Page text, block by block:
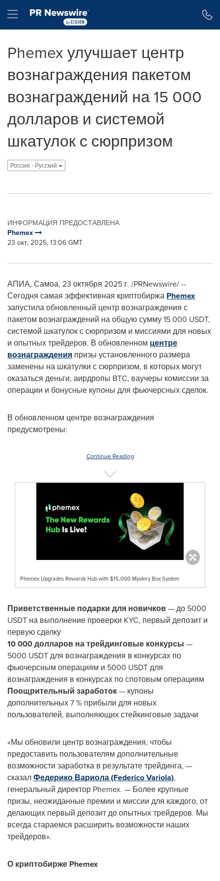
Hamburger menu
Phemex улучшает центр
вознаграждения пакетом
вознаграждений на 15 000
долларов и системой
шкатулок с сюрпризом
Россия - Pусский
ИНФОРМАЦИЯ ПРЕДОСТАВЛЕНА
Phemex
23 окт, 2025, 13:06 GMT
АПИА, Самоа, 23 октября 2025 г. /PRNewswire/ --
Сегодня самая эффективная криптобиржа Phemex
запустила обновленный центр вознаграждения с
пакетом вознаграждений на общую сумму 15 000 USDT,
системой шкатулок с сюрпризом и миссиями для новых
и опытных трейдеров. В обновленном центре
вознаграждения призы установленного размера
заменены на шкатулки с сюрпризом, в которых могут
оказаться деньги, аирдропы BTC, ваучеры комиссии за
операции и бонусные купоны для фьючерсных сделок.
В обновленном центре вознаграждения
предусмотрены:
Continue Reading
Phemex Upgrades Rewards Hub with $15,000 Mystery Box System
Приветственные подарки для новичков— до 5000
USDT на выполнение проверки KYC, первый депозит и
первую сделку
10 000 долларов на трейдинговые конкурсы —
5000 USDT для вознаграждения в конкурсах по
фьючерсным операциям и 5000 USDT для
вознаграждения в конкурсах по спотовым операциям
Поощрительный заработок— купоны
дополнительных 7 % прибыли для новых
пользователей, выполняющих стейкинговые задачи
«Мы обновили центр вознаграждения, чтобы
предоставить пользователям дополнительные
возможности заработка в результате трейдинга, —
сказалФедерико Вариола (Federico Variola),
генеральный директор Phemex. — Более крупные
призы, неожиданные премии и миссии для каждого, от
делающих первый депозит до опытных трейдеров. Мы
всегда стараемся расширить возможности наших
трейдеров».
О криптобирже Phemex